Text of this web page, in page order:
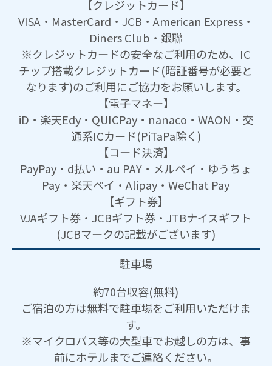
【クレジットカード】
VISA・MasterCard・JCB・American Express・
Diners Club・銀聯
※クレジットカードの安全なご利用のため、IC
チップ搭載クレジットカード(暗証番号が必要と
なります)のご利用にご協力をお願いします。
【電子マネー】
iD・楽天Edy・QUICPay・nanaco・WAON・交
通系ICカード(PiTaPa除く)
【コード決済】
PayPay・d払い・au PAY・メルペイ・ゆうちょ
Pay・楽天ペイ・Alipay・WeChat Pay
【ギフト券】
VJAギフト券・JCBギフト券・JTBナイスギフト
(JCBマークの記載がございます)
駐車場
約70台収容(無料)
ご宿泊の方は無料で駐車場をご利用いただけま
す。
※マイクロバス等の大型車でお越しの方は、事
前にホテルまでご連絡ください。